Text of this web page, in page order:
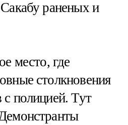
раненых и
место, где
столкновения
с полицией. Тут